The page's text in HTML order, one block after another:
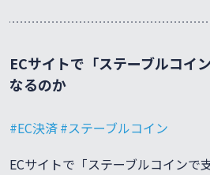
ECサイトで「ステーブルコイ
なるのか
EC決済 ステーブルコイン
ECサイトで「ステーブルコインで